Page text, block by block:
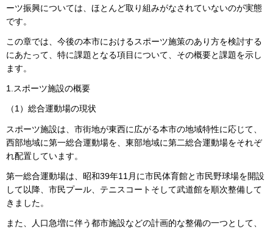
ーツ振興については、ほとんど取り組みがなされていないのが実態
です。
この章では、今後の本市におけるスポーツ施策のあり方を検討する
にあたって、特に課題となる項目について、その概要と課題を示し
ます。
1.スポーツ施設の概要
（1）総合運動場の現状
スポーツ施設は、市街地が東西に広がる本市の地域特性に応じて、
西部地域に第一総合運動場を、東部地域に第二総合運動場をそれぞ
れ配置しています。
第一総合運動場は、昭和39年11月に市民体育館と市民野球場を開設
して以降、市民プール、テニスコートそして武道館を順次整備して
きました。
また、人口急増に伴う都市施設などの計画的な整備の一つとして、